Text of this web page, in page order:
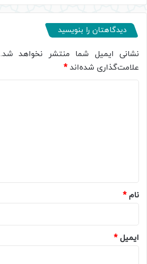
دیدگاهتان را بنویسید
نشانی ایمیل شما منتشر نخواهد شد.
علامت‌گذاری شده‌اند*
نام*
ایمیل*